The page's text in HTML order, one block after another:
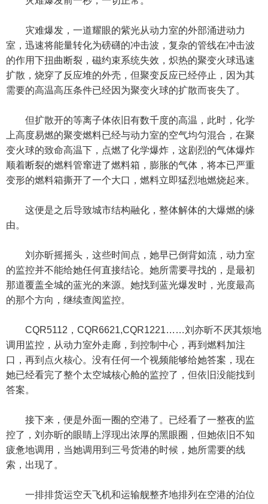
灾难爆发，一道耀眼的紫光从动力室的外部涌进动力
室，迅速将能量转化为磅礴的冲击波，复杂的管线在冲击波
的作用下扭曲断裂，磁约束系统失效，炽热的聚变火球迅速
扩散，烧穿了反应堆的外壳，但聚变反应已经停止，因为其
需要的高温高压条件已经因为聚变火球的扩散而丧失了。
但扩散开的等离子体依旧有数千度的高温，此时，化学
上高度易燃的聚变燃料已经与动力室的空气均匀混合，在聚
变火球的致命高温下，点燃了化学爆炸，这剧烈的气体爆炸
顺着断裂的燃料管窜进了燃料箱，膨胀的气体，将本已严重
变形的燃料箱撕开了一个大口，燃料立即猛烈地燃烧起来。
这便是之后导致城市结构融化，整体解体的大爆燃的缘
由。
刘亦昕摇摇头，这些时间点，她早已倒背如流，动力室
的监控并不能给她任何直接结论。她所需要寻找的，是最初
那道覆盖全城的蓝光的来源。她找到蓝光爆发时，光度最高
的那个方向，继续查阅监控。
CQR5112，CQR6621,CQR1221……刘亦昕不厌其烦地
调用监控，从动力室外走廊，到控制中心，再到燃料加注
口，再到点火核心。没有任何一个视频能够给她答案，现在
她已经看完了整个太空城核心舱的监控了，但依旧没能找到
答案。
接下来，便是外面一圈的空港了。已经看了一整夜的监
控了，刘亦昕的眼睛上浮现出浓厚的黑眼圈，但她依旧不知
疲惫地调用，当她调用到三号货港的时候，她所需要的线
索，出现了。
一排排货运空天飞机和运输舰整齐地排列在空港的泊位